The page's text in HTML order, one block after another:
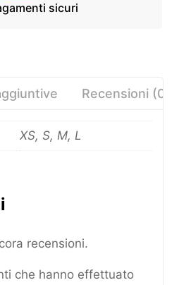
sicuri
Recensioni (0)
XS, S, M, L
recensioni.
che hanno effettuato